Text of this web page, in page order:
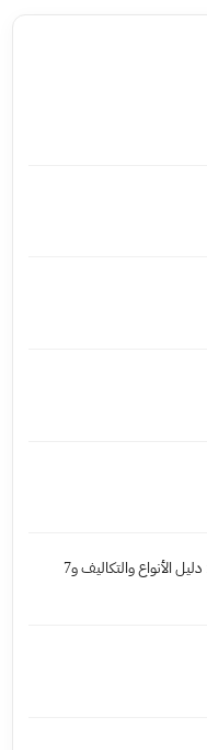
التأمين الصحي للطلاب في الصين: دليل الأنواع والتكاليف و7